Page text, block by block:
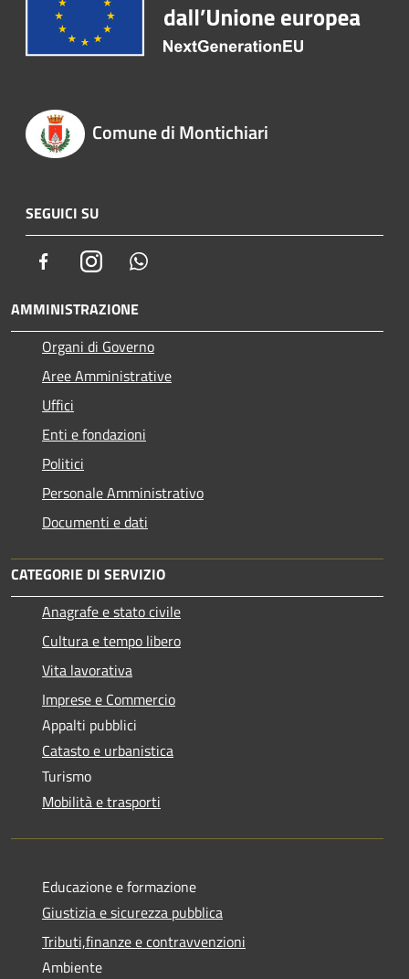
Comune di Montichiari
SEGUICI SU
FacebookInstagram
AMMINISTRAZIONE
Organi di Governo
Aree Amministrative
Uffici
Enti e fondazioni
Politici
Personale Amministrativo
Documenti e dati
CATEGORIE DI SERVIZIO
Anagrafe e stato civile
Cultura e tempo libero
Vita lavorativa
Imprese e Commercio
Appalti pubblici
Catasto e urbanistica
Turismo
Mobilità e trasporti
Educazione e formazione
Giustizia e sicurezza pubblica
Tributi,finanze e contravvenzioni
Ambiente